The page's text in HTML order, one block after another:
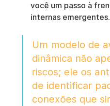
você um passo à
internas emergentes.
Um modelo de
dinâmica não
riscos; ele os
de identificar
conexões que